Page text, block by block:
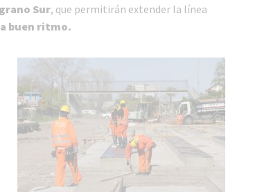
Sur, que permitirán extender la línea
buen ritmo.